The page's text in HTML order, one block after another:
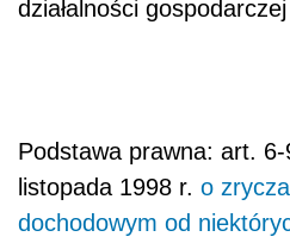
działalności
Podstawa prawna: art.
listopada 1998 r. o
dochodowym od